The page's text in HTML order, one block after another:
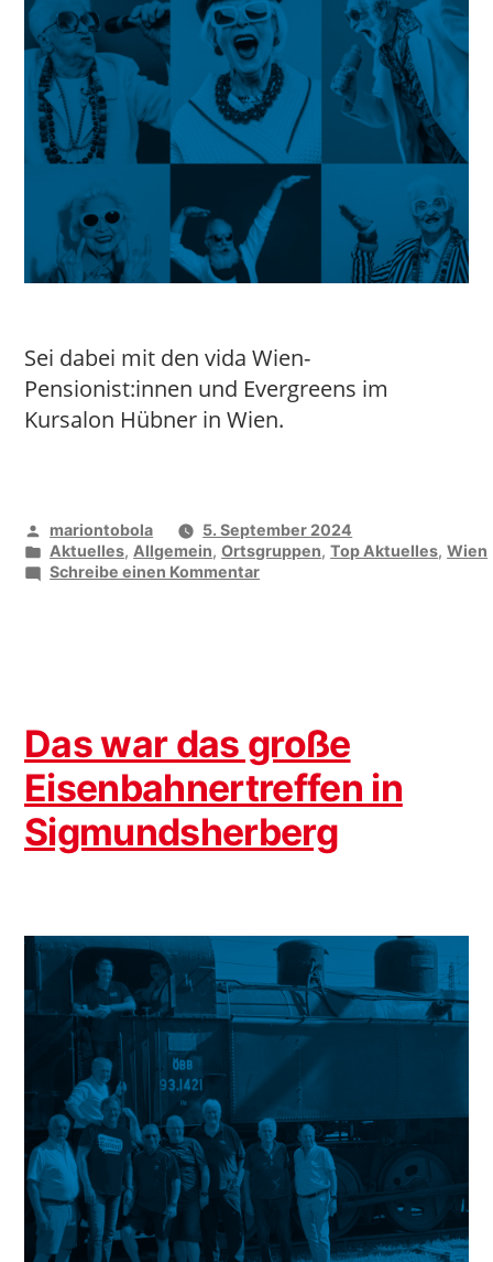
Sei dabei mit den vida Wien-
Pensionist:innen und Evergreens im
Kursalon Hübner in Wien.
Veröffentlicht
von
mariontobola
5. September 2024
Veröffentlicht
unter
Aktuelles, Allgemein,Ortsgruppen,Top Aktuelles,Wien
Schreibe einen Kommentarzu
Das war das große
Eisenbahnertreffen in
Sigmundsherberg